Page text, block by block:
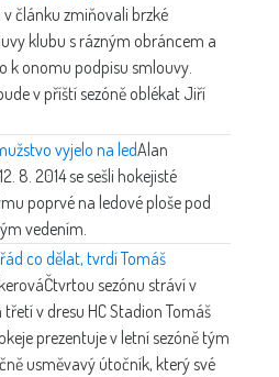
článku zmiňovali brzké
klubu s rázným obráncem a
k onomu podpisu smlouvy.
v příští sezóně oblékat Jiří
vyjelo na ledAlan
8. 2014 se sešli hokejisté
poprvé na ledové ploše pod
vedením.
co dělat, tvrdí Tomáš
Čtvrtou sezónu stráví v
v dresu HC Stadion Tomáš
prezentuje v letní sezóně tým
usměvavý útočník, který své